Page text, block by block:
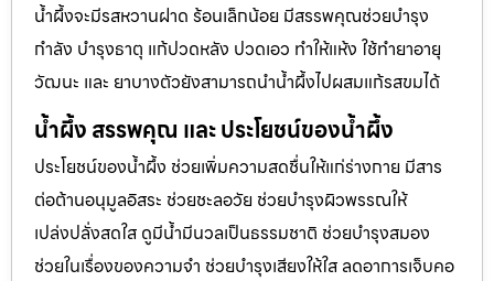
น้ำผึ้งจะมีรสหวานฝาด ร้อนเล็กน้อย มีสรรพคุณช่วยบำรุง
กำลัง บำรุงธาตุ แก้ปวดหลัง ปวดเอว ทำให้แห้ง ใช้ทำยาอายุ
วัฒนะ และ ยาบางตัวยังสามารถนำน้ำผึ้งไปผสมแก้รสขมได้
น้ำผึ้ง สรรพคุณ และ ประโยชน์ของน้ำผึ้ง
ประโยชน์ของน้ำผึ้ง ช่วยเพิ่มความสดชื่นให้แก่ร่างกาย มีสาร
ต่อต้านอนุมูลอิสระ ช่วยชะลอวัย ช่วยบำรุงผิวพรรณให้
เปล่งปลั่งสดใส ดูมีน้ำมีนวลเป็นธรรมชาติ ช่วยบำรุงสมอง
ช่วยในเรื่องของความจำ ช่วยบำรุงเสียงให้ใส ลดอาการเจ็บคอ